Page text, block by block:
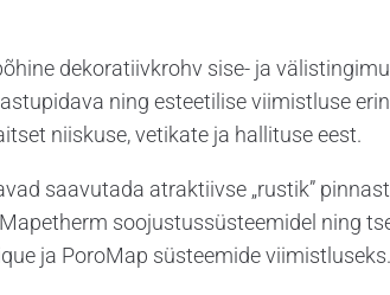
dekoratiivkrohv sise- ja
ning esteetilise viimistluse
niiskuse, vetikate ja hallituse eest.
saavutada atraktiivse „rustik”
soojustussüsteemidel ning
ja PoroMap süsteemide viimistluseks.